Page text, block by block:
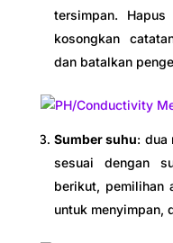
tersimpan.
kosongkan
dan batalkan
Sumber suhu: dua
sesuai dengan
berikut, pemilihan
untuk menyimpan,